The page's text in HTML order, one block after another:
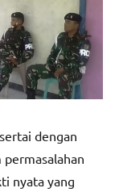
dengan
nyata yang